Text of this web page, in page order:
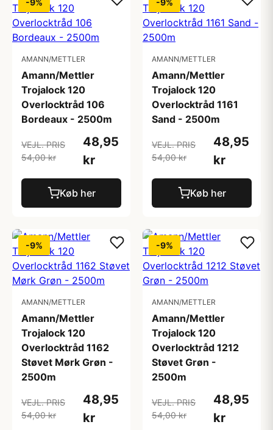
-9%
AMANN/METTLER
Amann/Mettler
Trojalock 120
Overlocktråd 106
Bordeaux - 2500m
VEJL. PRIS
54,00 kr
48,95
kr
Køb her
-9%
AMANN/METTLER
Amann/Mettler
Trojalock 120
Overlocktråd 1161
Sand - 2500m
VEJL. PRIS
54,00 kr
48,95
kr
Køb her
-9%
AMANN/METTLER
Amann/Mettler
Trojalock 120
Overlocktråd 1162
Støvet Mørk Grøn -
2500m
VEJL. PRIS
54,00 kr
48,95
kr
-9%
AMANN/METTLER
Amann/Mettler
Trojalock 120
Overlocktråd 1212
Støvet Grøn -
2500m
VEJL. PRIS
54,00 kr
48,95
kr